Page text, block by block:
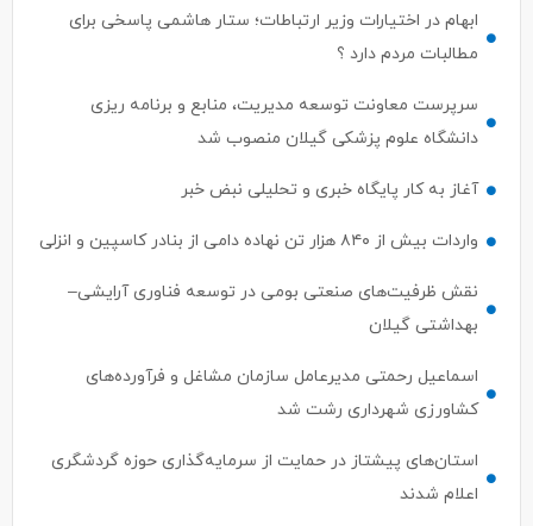
ابهام در اختیارات وزیر ارتباطات؛ ستار هاشمی پاسخی برای
مطالبات مردم دارد ؟
سرپرست معاونت توسعه مدیریت، منابع و برنامه ریزی
دانشگاه علوم پزشکی گیلان منصوب شد
آغاز به کار پایگاه خبری و تحلیلی نبض خبر
واردات بیش از ۸۴۰ هزار تن نهاده دامی از بنادر كاسپین و انزلی
نقش ظرفیت‌های صنعتی بومی در توسعه فناوری آرایشی–
بهداشتی گیلان
اسماعیل رحمتی مدیرعامل سازمان مشاغل و فرآورده‌های
کشاورزی شهرداری رشت شد
استان‌های پیشتاز در حمایت از سرمایه‌گذاری حوزه گردشگری
اعلام شدند